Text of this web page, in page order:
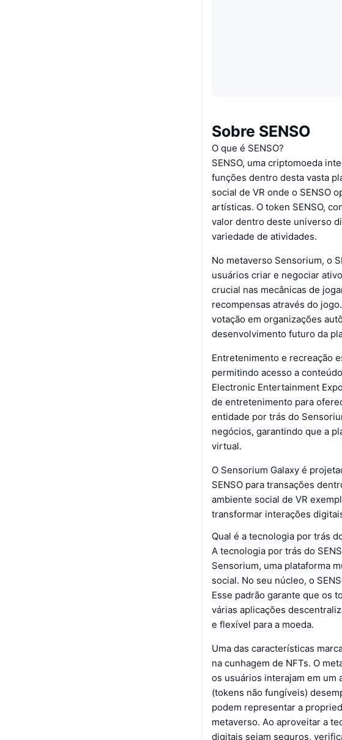
Sobre SENSO
O que é SENSO?
SENSO, uma criptomoeda
funções dentro desta vasta
social de VR onde o SENSO
artísticas. O token SENSO,
valor dentro deste universo
variedade de atividades.
No metaverso Sensorium, o
usuários criar e negociar
crucial nas mecânicas de
recompensas através do
votação em organizações
desenvolvimento futuro da
Entretenimento e recreação
permitindo acesso a
Electronic Entertainment
de entretenimento para
entidade por trás do
negócios, garantindo que a
virtual.
O Sensorium Galaxy é
SENSO para transações
ambiente social de VR
transformar interações
Qual é a tecnologia por trás
A tecnologia por trás do
Sensorium, uma plataforma
social. No seu núcleo, o
Esse padrão garante que os
várias aplicações
e flexível para a moeda.
Uma das características
na cunhagem de NFTs. O
os usuários interajam em um
(tokens não fungíveis)
podem representar a
metaverso. Ao aproveitar a
digitais sejam seguros,